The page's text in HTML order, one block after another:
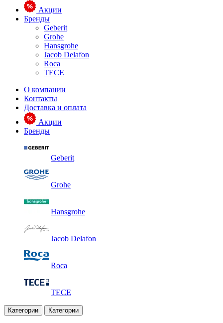
Акции
Бренды
Geberit
Grohe
Hansgrohe
Jacob Delafon
Roca
TECE
О компании
Контакты
Доставка и оплата
Акции
Бренды
Geberit
Grohe
Hansgrohe
Jacob Delafon
Roca
TECE
Категории Категории